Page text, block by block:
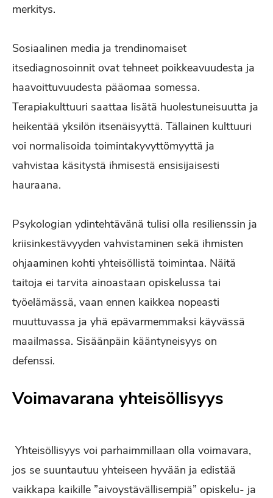
merkitys.
Sosiaalinen media ja trendinomaiset
itsediagnosoinnit ovat tehneet poikkeavuudesta ja
haavoittuvuudesta pääomaa somessa.
Terapiakulttuuri saattaa lisätä huolestuneisuutta ja
heikentää yksilön itsenäisyyttä. Tällainen kulttuuri
voi normalisoida toimintakyvyttömyyttä ja
vahvistaa käsitystä ihmisestä ensisijaisesti
hauraana.
Psykologian ydintehtävänä tulisi olla resilienssin ja
kriisinkestävyyden vahvistaminen sekä ihmisten
ohjaaminen kohti yhteisöllistä toimintaa. Näitä
taitoja ei tarvita ainoastaan opiskelussa tai
työelämässä, vaan ennen kaikkea nopeasti
muuttuvassa ja yhä epävarmemmaksi käyvässä
maailmassa. Sisäänpäin kääntyneisyys on
defenssi.
Voimavarana yhteisöllisyys
Yhteisöllisyys voi parhaimmillaan olla voimavara,
jos se suuntautuu yhteiseen hyvään ja edistää
vaikkapa kaikille ”aivoystävällisempiä” opiskelu- ja